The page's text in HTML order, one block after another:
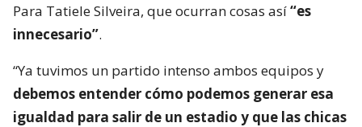
Para Tatiele Silveira, que ocurran cosas así“es
innecesario”.
“Ya tuvimos un partido intenso ambos equipos y
debemos entender cómo podemos generar esa
igualdad para salir de un estadio y que las chicas